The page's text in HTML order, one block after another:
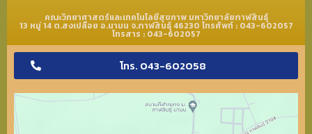
คณะวิทยาศาสตร์และเทคโนโลยีสุขภาพ มหาวิทยาลัยกาฬสินธุ์
13 หมู่ 14 ต.สงเปลือย อ.นามน จ.กาฬสินธุ์ 46230 โทรศัพท์ : 043-602057
โทรสาร : 043-602057
โทร. 043-602058